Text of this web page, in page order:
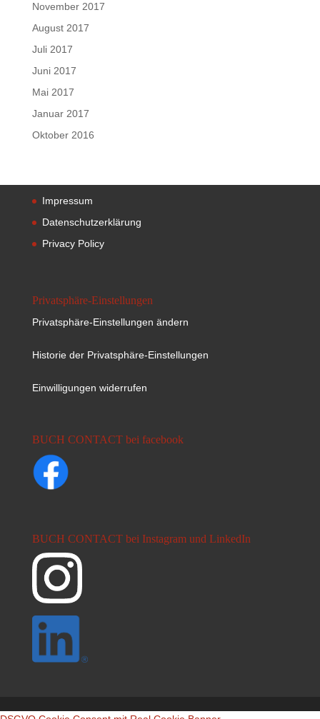
November 2017
August 2017
Juli 2017
Juni 2017
Mai 2017
Januar 2017
Oktober 2016
Impressum
Datenschutzerklärung
Privacy Policy
Privatsphäre-Einstellungen
Privatsphäre-Einstellungen ändern
Historie der Privatsphäre-Einstellungen
Einwilligungen widerrufen
BUCH CONTACT bei facebook
BUCH CONTACT bei Instagram und LinkedIn